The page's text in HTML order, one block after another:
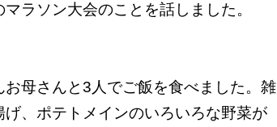
ラソン大会のことを話しました。
母さんと3人でご飯を食べました。雑
、ポテトメインのいろいろな野菜が